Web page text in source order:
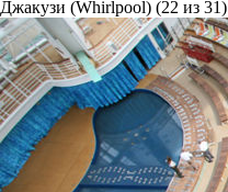
Джакузи (Whirlpool) (22 из 31)